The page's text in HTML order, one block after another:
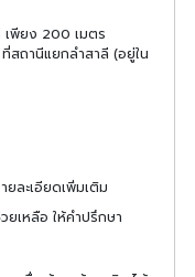
เพียง 200 เมตร
สถานีแยกลำสาลี (อยู่ใน
ยละเอียดเพิ่มเติม
เหลือ ให้คำปรึกษา